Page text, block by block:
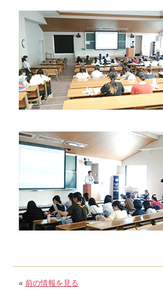
«前の情報を見る